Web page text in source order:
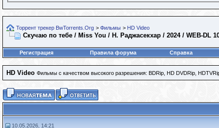
Торрент трекер BwTorrents.Org > Фильмы > HD Video
Скучаю по тебе / Miss You / Н. Раджасекхар / 2024 / WEB-DL
Регистрация Правила форума Справка
HD Video Фильмы с качеством высокого разрешения: BDRip, HD DVDRip,
10.05.2026, 14:21